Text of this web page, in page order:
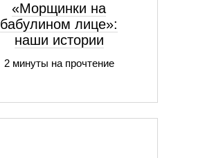
«Морщинки на
бабулином лице»:
наши истории
2 минуты на прочтение